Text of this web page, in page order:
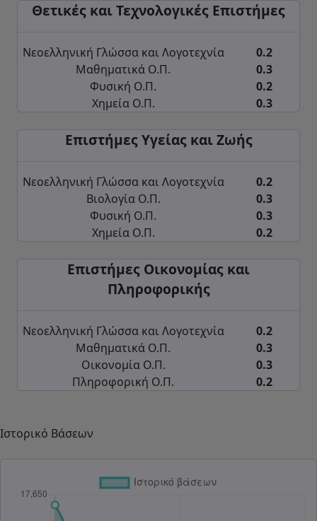
Θετικές και Τεχνολογικές Επιστήμες
Νεοελληνική Γλώσσα και Λογοτεχνία
0.2
Μαθηματικά Ο.Π.
0.3
Φυσική Ο.Π.
0.2
Χημεία Ο.Π.
0.3
Επιστήμες Υγείας και Ζωής
Νεοελληνική Γλώσσα και Λογοτεχνία
0.2
Βιολογία Ο.Π.
0.3
Φυσική Ο.Π.
0.3
Χημεία Ο.Π.
0.2
Επιστήμες Οικονομίας και
Πληροφορικής
Νεοελληνική Γλώσσα και Λογοτεχνία
0.2
Μαθηματικά Ο.Π.
0.3
Οικονομία Ο.Π.
0.3
Πληροφορική Ο.Π.
0.2
Ιστορικό Βάσεων